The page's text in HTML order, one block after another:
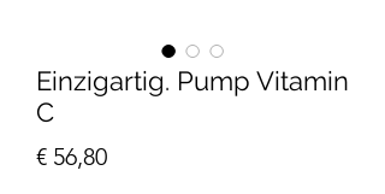
Einzigartig. Pump Vitamin
C
€ 56,80Preis